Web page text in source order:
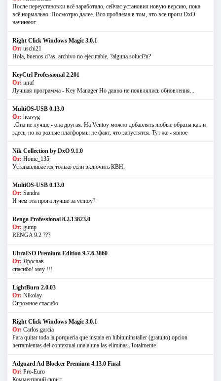
После переустановки всё заработало, сейчас установил новую версию, пока
всё нормально. Посмотрю далее. Вся проблема в том, что все проги DxO
начинают
Right Click Windows Magic 3.0.1
От: uschi21
Hola, buenos d?as, archivo no ejecutable, ?alguna soluci?n?
KeyCtrl Professional 2.201
От: iuraf
Лучшая программа - Key Manager Но давно не появлялись обновления...
MultiOS-USB 0.13.0
От: heavyg
..Она не лучше - она другая. На Ventoy можно добавлять любые образы как и
здесь, но на разные платформы не факт, что запустятся. Тут же - явное
Nik Collection by DxO 9.1.0
От: Home_135
Устанавливается только если включить КВН.
MultiOS-USB 0.13.0
От: Sandra
И чем эта прога лучше за ventoy?
Renga Professional 8.2.13823.0
От: gump
RENGA 9.2 ???
UltraISO Premium Edition 9.7.6.3860
От: Ярослав
спасибо! мяу !!!
LightBurn 2.0.03
От: Nikolay
Огромное спасибо
Right Click Windows Magic 3.0.1
От: Carlos garcia
Para quitar toda la porqueria que instala en hibituninstaller (gratuito) opcion
herramientas del contextual una a una las eliminas. Totalmente
Adguard Ad Blocker Premium 4.13.0 Final
От: Pro-Euro
Комментарий скрыт